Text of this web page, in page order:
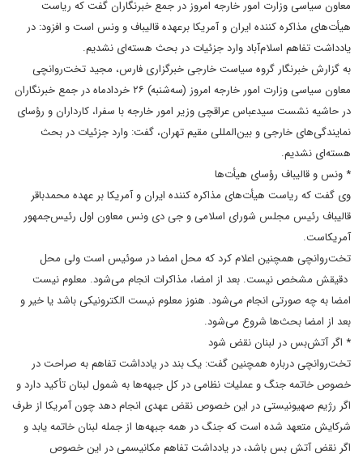
معاون سیاسی وزارت امور خارجه امروز در جمع خبرنگاران گفت که ریاست
هیأت‌های مذاکره کننده ایران و آمریکا برعهده قالیباف و ونس است و افزود: در
یادداشت تفاهم اسلام‌آباد وارد جزئیات در بحث هسته‌ای نشدیم.
به گزارش خبرنگار گروه سیاست خارجی خبرگزاری فارس، مجید تخت‌روانچی
معاون سیاسی وزارت امور خارجه امروز (سه‌شنبه) ۲۶ خردادماه در جمع خبرنگاران
در حاشیه نشست سیدعباس عراقچی وزیر امور خارجه با سفرا، کارداران و رؤسای
نمایندگی‌های خارجی و بین‌المللی مقیم تهران، گفت: وارد جزئیات در بحث
هسته‌ای نشدیم.
* ونس و قالیباف رؤسای هیأت‌ها
وی گفت که ریاست هیأت‌های مذاکره کننده ایران و آمریکا بر عهده محمدباقر
قالیباف رئیس‌ مجلس شورای اسلامی و جی دی ونس معاون اول رئیس‌جمهور
آمریکاست.
تخت‌روانچی همچنین اعلام کرد که محل امضا در سوئیس است ولی محل
دقیقش مشخص نیست. بعد از امضا، مذاکرات انجام می‌شود. معلوم نیست
امضا به چه صورتی انجام می‌شود. هنوز معلوم نیست الکترونیکی باشد یا خیر و
بعد از امضا بحث‌ها شروع می‌شود.
* اگر آتش‌بس در لبنان نقض شود
تخت‌روانچی درباره همچنین گفت: یک بند در یادداشت تفاهم به صراحت در
خصوص خاتمه جنگ و عملیات نظامی در کل جبهه‌ها به شمول لبنان تأکید دارد و
اگر رژیم صهیونیستی در این خصوص نقض عهدی انجام دهد چون آمریکا از طرف
شرکایش متعهد شده‌ است که جنگ در همه جبهه‌ها از جمله لبنان خاتمه یابد و
اگر نقض آتش بس باشد، در یادداشت تفاهم مکانیسمی در این خصوص